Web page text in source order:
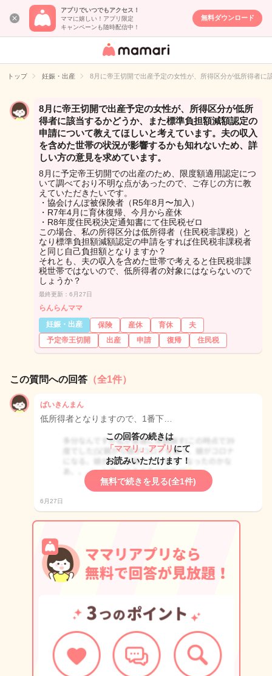
アプリでいつでもアクセス！
ママに嬉しい！アプリ限定
キャンペーンも随時配信中！
無料ダウンロード
女性専用匿名QA
イト
トップ 妊娠・出産 8月に帝王切開で出産予定の女性が、所得区分が低所得者
8月に帝王切開で出産予定の女性が、所得区分が低所
得者に該当するかどうか、また標準負担額減額認定の
申請について教えてほしいと考えています。夫の収入
を含めた世帯の状況が影響するかも知れないため、詳
しい方の意見を求めています。
8月に予定帝王切開での出産のため、限度額適用認定につ
いて調べており不明な点があったので、ご存じの方に教
えていただきたいです。
・協会けんぽ被保険者（R5年8月〜加入）
・R7年4月に育休復帰、今月から産休
・R8年度住民税決定通知書にて住民税ゼロ
この場合、私の所得区分は低所得者（住民税非課税）と
なり標準負担額減額認定の申請をすれば住民税非課税者
と同じ自己負担額となりますか？
それとも、夫の収入を含めた世帯で考えると住民税非課
税世帯ではないので、低所得者の対象にはならないので
しょうか？
最終更新：6月27日
らんらんママ
妊娠・出産
保険 産休 育休
夫
予定帝王切開
出産 申請 復帰 住民税
この質問への回答 （全1件）
ばいきんまん
低所得者となりますので、1番下…
この回答の続きは
「ママリ」アプリ にて
お読みいただけます！
無料で続きを見る(全1件)
6月27日